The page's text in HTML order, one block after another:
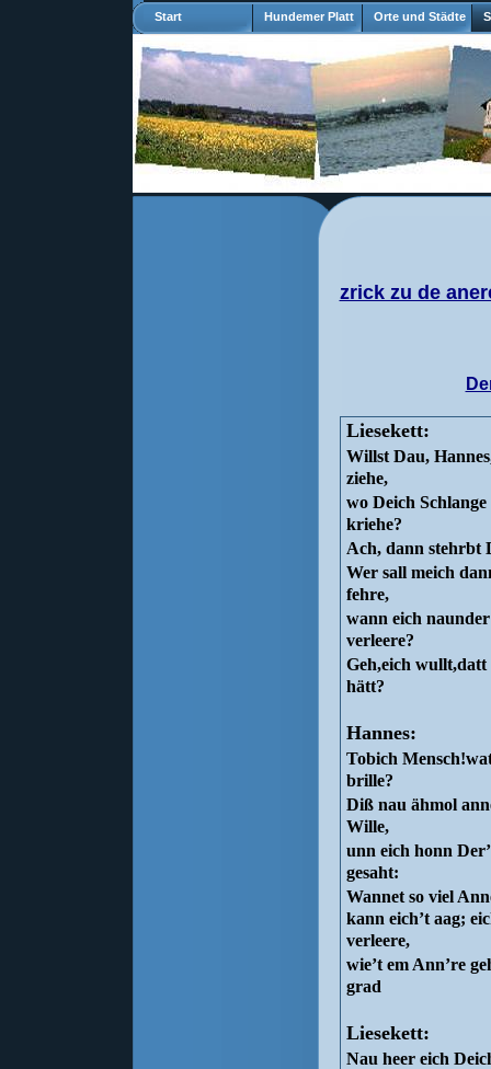
Start Hundemer Platt Orte und Städte
zrick zu de
Liesekett:
Willst Dau,
ziehe,
wo Deich
kriehe?
Ach, dann stehrbt
Wer sall meich
fehre,
wann eich
verleere?
Geh,eich
hätt?
Hannes:
Tobich
brille?
Diß nau ähmol
Wille,
unn eich honn
gesaht:
Wannet so viel
kann eich’t aag;
verleere,
wie’t em Ann’re
grad
Liesekett:
Nau heer eich